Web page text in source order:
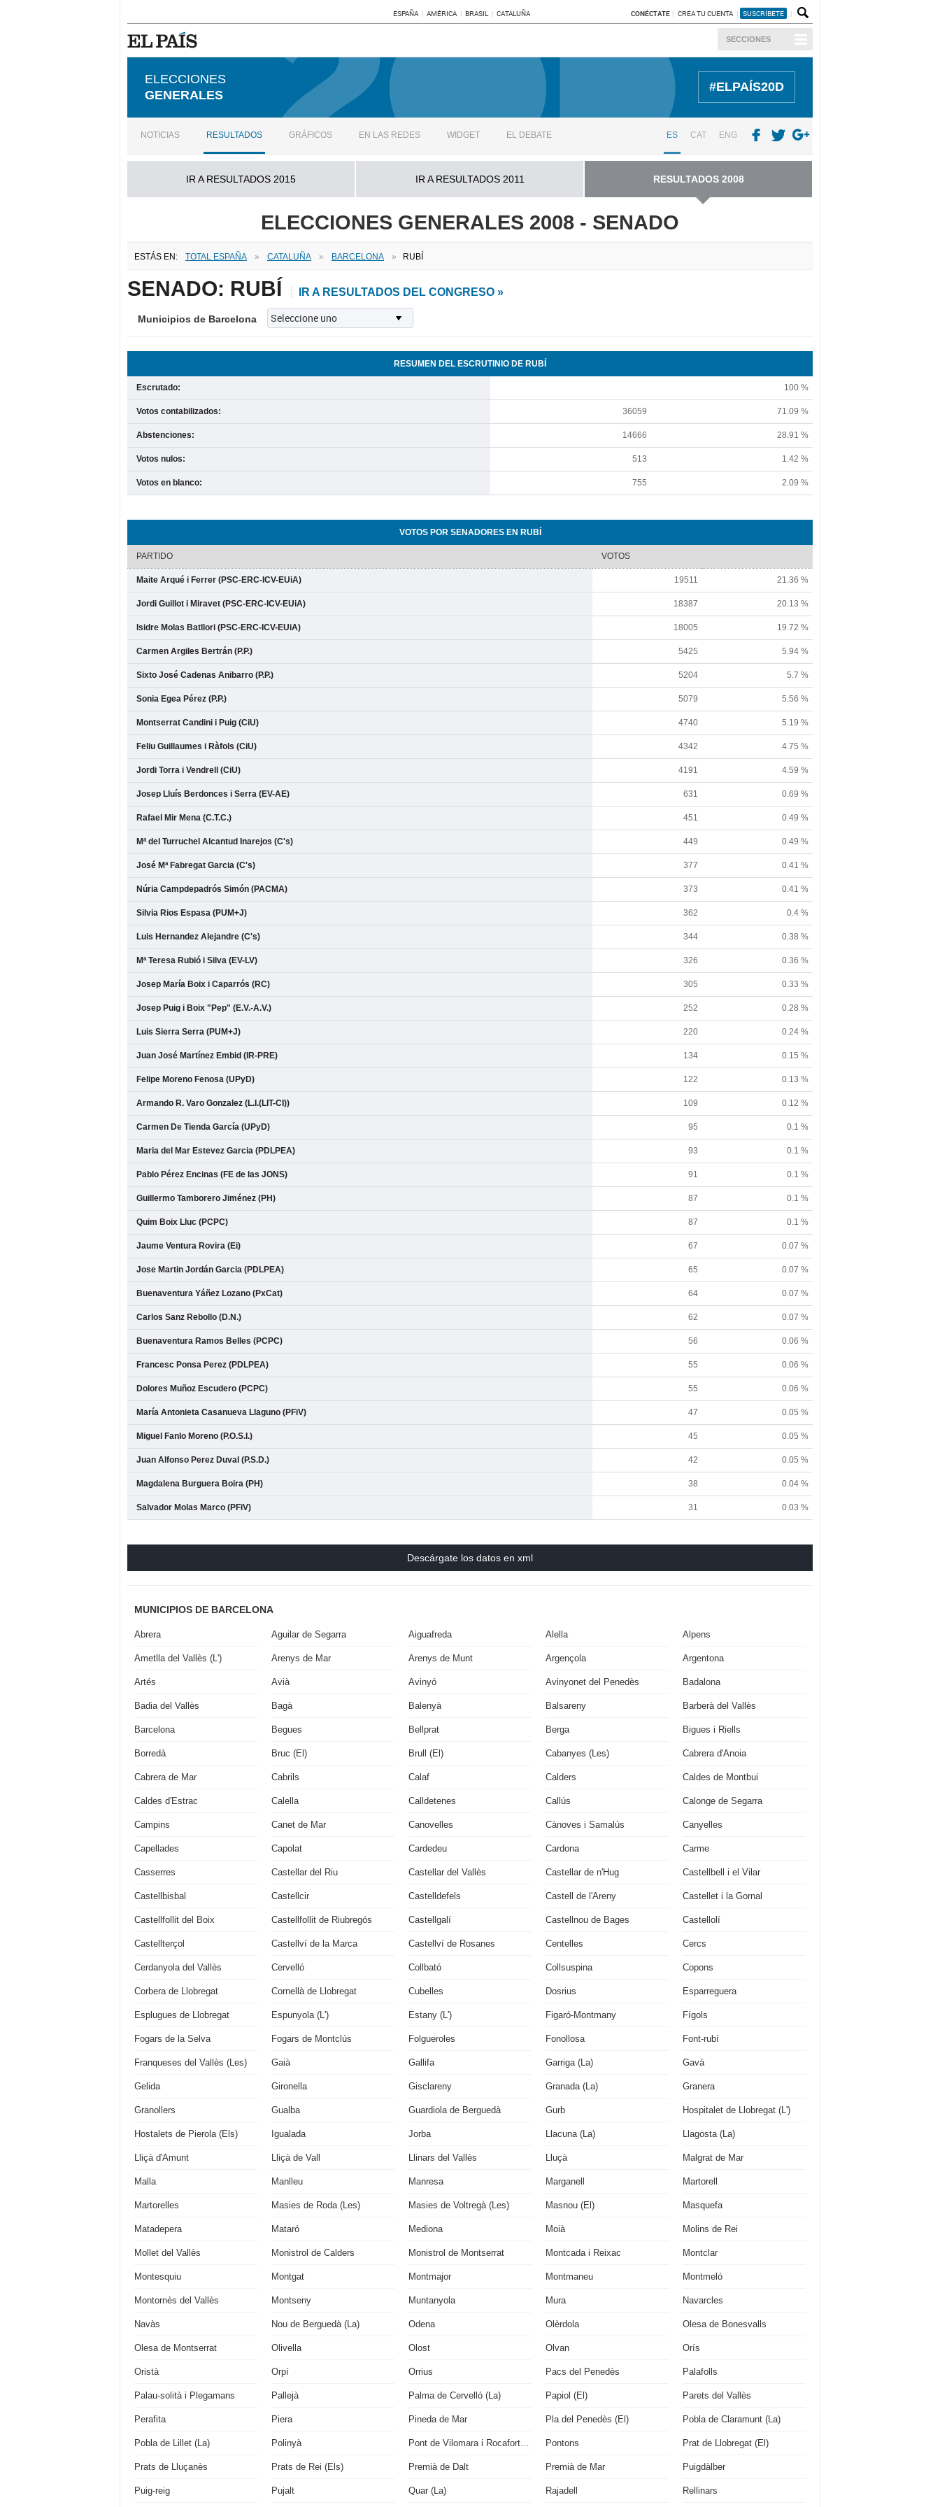
ESPAÑA AMÉRICA BRASIL CATALUÑA CONÉCTATE CREA TU CUENTA SUSCRÍBETE
SECCIONES
ELECCIONES
GENERALES
#ELPAÍS20D
NOTICIAS RESULTADOS GRÁFICOS EN LAS REDES WIDGET EL DEBATE ES CAT ENG
IR A RESULTADOS 2015 IR A RESULTADOS 2011 RESULTADOS 2008
ELECCIONES GENERALES 2008 - SENADO
ESTÁS EN: TOTAL ESPAÑA » CATALUÑA » BARCELONA » RUBÍ
SENADO: RUBÍ IR A RESULTADOS DEL CONGRESO »
Municipios de Barcelona
RESUMEN DEL ESCRUTINIO DE RUBÍ
Escrutado: 100 %
Votos contabilizados: 36059 71.09 %
Abstenciones: 14666 28.91 %
Votos nulos: 513 1.42 %
Votos en blanco: 755 2.09 %
VOTOS POR SENADORES EN RUBÍ
PARTIDO VOTOS
Maite Arqué i Ferrer (PSC-ERC-ICV-EUiA) 19511 21.36 %
Jordi Guillot i Miravet (PSC-ERC-ICV-EUiA) 18387 20.13 %
Isidre Molas Batllori (PSC-ERC-ICV-EUiA) 18005 19.72 %
Carmen Argiles Bertrán (P.P.) 5425 5.94 %
Sixto José Cadenas Anibarro (P.P.) 5204 5.7 %
Sonia Egea Pérez (P.P.) 5079 5.56 %
Montserrat Candini i Puig (CiU) 4740 5.19 %
Feliu Guillaumes i Ràfols (CiU) 4342 4.75 %
Jordi Torra i Vendrell (CiU) 4191 4.59 %
Josep Lluís Berdonces i Serra (EV-AE) 631 0.69 %
Rafael Mir Mena (C.T.C.) 451 0.49 %
Mª del Turruchel Alcantud Inarejos (C's) 449 0.49 %
José Mª Fabregat Garcia (C's) 377 0.41 %
Núria Campdepadrós Simón (PACMA) 373 0.41 %
Silvia Rios Espasa (PUM+J) 362 0.4 %
Luis Hernandez Alejandre (C's) 344 0.38 %
Mª Teresa Rubió i Silva (EV-LV) 326 0.36 %
Josep María Boix i Caparrós (RC) 305 0.33 %
Josep Puig i Boix "Pep" (E.V.-A.V.) 252 0.28 %
Luis Sierra Serra (PUM+J) 220 0.24 %
Juan José Martínez Embid (IR-PRE) 134 0.15 %
Felipe Moreno Fenosa (UPyD) 122 0.13 %
Armando R. Varo Gonzalez (L.I.(LIT-CI)) 109 0.12 %
Carmen De Tienda García (UPyD) 95 0.1 %
Maria del Mar Estevez Garcia (PDLPEA) 93 0.1 %
Pablo Pérez Encinas (FE de las JONS) 91 0.1 %
Guillermo Tamborero Jiménez (PH) 87 0.1 %
Quim Boix Lluc (PCPC) 87 0.1 %
Jaume Ventura Rovira (Ei) 67 0.07 %
Jose Martin Jordán Garcia (PDLPEA) 65 0.07 %
Buenaventura Yáñez Lozano (PxCat) 64 0.07 %
Carlos Sanz Rebollo (D.N.) 62 0.07 %
Buenaventura Ramos Belles (PCPC) 56 0.06 %
Francesc Ponsa Perez (PDLPEA) 55 0.06 %
Dolores Muñoz Escudero (PCPC) 55 0.06 %
María Antonieta Casanueva Llaguno (PFiV) 47 0.05 %
Miguel Fanlo Moreno (P.O.S.I.) 45 0.05 %
Juan Alfonso Perez Duval (P.S.D.) 42 0.05 %
Magdalena Burguera Boira (PH) 38 0.04 %
Salvador Molas Marco (PFiV) 31 0.03 %
Descárgate los datos en xml
MUNICIPIOS DE BARCELONA
Abrera Aguilar de Segarra Aiguafreda Alella Alpens
Ametlla del Vallès (L') Arenys de Mar Arenys de Munt Argençola Argentona
Artés Avià Avinyó Avinyonet del Penedès Badalona
Badia del Vallès Bagà Balenyà Balsareny Barberà del Vallès
Barcelona Begues Bellprat Berga Bigues i Riells
Borredà Bruc (El) Brull (El) Cabanyes (Les) Cabrera d'Anoia
Cabrera de Mar Cabrils Calaf Calders Caldes de Montbui
Caldes d'Estrac Calella Calldetenes Callús Calonge de Segarra
Campins Canet de Mar Canovelles Cànoves i Samalús Canyelles
Capellades Capolat Cardedeu Cardona Carme
Casserres Castellar del Riu Castellar del Vallès Castellar de n'Hug Castellbell i el Vilar
Castellbisbal Castellcir Castelldefels Castell de l'Areny Castellet i la Gornal
Castellfollit del Boix Castellfollit de Riubregós Castellgalí Castellnou de Bages Castellolí
Castellterçol Castellví de la Marca Castellví de Rosanes Centelles Cercs
Cerdanyola del Vallès Cervelló Collbató Collsuspina Copons
Corbera de Llobregat Cornellà de Llobregat Cubelles Dosrius Esparreguera
Esplugues de Llobregat Espunyola (L') Estany (L') Figaró-Montmany Fígols
Fogars de la Selva Fogars de Montclús Folgueroles Fonollosa Font-rubí
Franqueses del Vallès (Les) Gaià Gallifa Garriga (La) Gavà
Gelida Gironella Gisclareny Granada (La) Granera
Granollers Gualba Guardiola de Berguedà Gurb Hospitalet de Llobregat (L')
Hostalets de Pierola (Els) Igualada Jorba Llacuna (La) Llagosta (La)
Lliçà d'Amunt Lliçà de Vall Llinars del Vallès Lluçà Malgrat de Mar
Malla Manlleu Manresa Marganell Martorell
Martorelles Masies de Roda (Les) Masies de Voltregà (Les) Masnou (El) Masquefa
Matadepera Mataró Mediona Moià Molins de Rei
Mollet del Vallès Monistrol de Calders Monistrol de Montserrat Montcada i Reixac Montclar
Montesquiu Montgat Montmajor Montmaneu Montmeló
Montornès del Vallès Montseny Muntanyola Mura Navarcles
Navàs Nou de Berguedà (La) Odena Olèrdola Olesa de Bonesvalls
Olesa de Montserrat Olivella Olost Olvan Orís
Oristà Orpí Orrius Pacs del Penedès Palafolls
Palau-solità i Plegamans Pallejà Palma de Cervelló (La) Papiol (El) Parets del Vallès
Perafita Piera Pineda de Mar Pla del Penedès (El) Pobla de Claramunt (La)
Pobla de Lillet (La) Polinyà Pont de Vilomara i Rocafort (El) Pontons Prat de Llobregat (El)
Prats de Lluçanès Prats de Rei (Els) Premià de Dalt Premià de Mar Puigdàlber
Puig-reig Pujalt Quar (La) Rajadell Rellinars